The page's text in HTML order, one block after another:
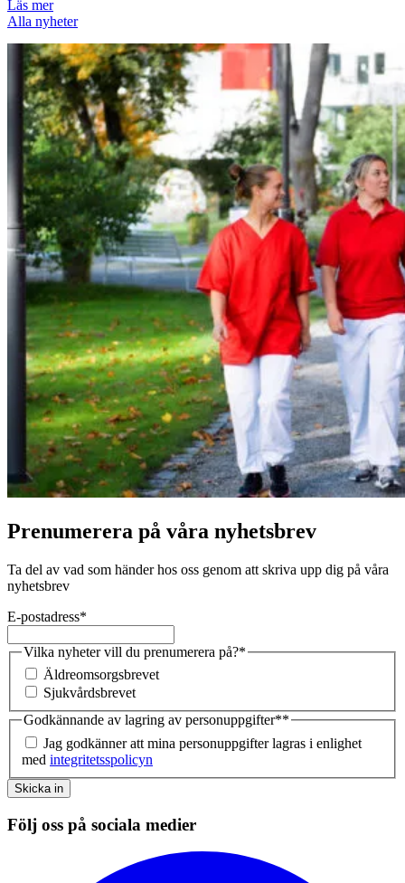
Läs mer
Alla nyheter
Prenumerera på våra nyhetsbrev
Ta del av vad som händer hos oss genom att skriva upp dig på våra
nyhetsbrev
E-postadress*
Vilka nyheter vill du prenumerera på?*
Äldreomsorgsbrevet
Sjukvårdsbrevet
Godkännande av lagring av personuppgifter**
Jag godkänner att mina personuppgifter lagras i enlighet
med integritetsspolicyn
Skicka in
Följ oss på sociala medier